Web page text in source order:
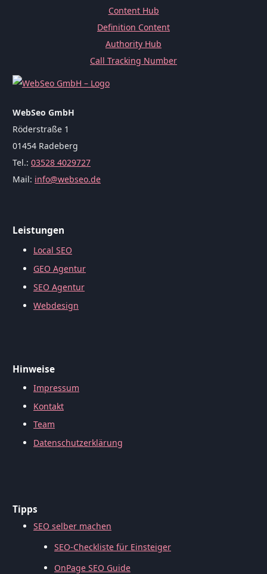
Content Hub
Definition Content
Authority Hub
Call Tracking Number
WebSeo GmbH
Röderstraße 1
01454 Radeberg
Tel.: 03528 4029727
Mail: info@webseo.de
Leistungen
Local SEO
GEO Agentur
SEO Agentur
Webdesign
Hinweise
Impressum
Kontakt
Team
Datenschutzerklärung
Tipps
SEO selber machen
SEO-Checkliste für Einsteiger
OnPage SEO Guide